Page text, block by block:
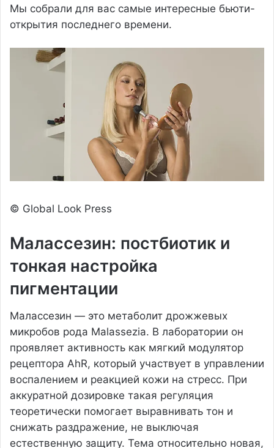
Мы собрали для вас самые интересные бьюти-
открытия последнего времени.
© Global Look Press
Малассезин: постбиотик и
тонкая настройка
пигментации
Малассезин — это метаболит дрожжевых
микробов рода Malassezia. В лаборатории он
проявляет активность как мягкий модулятор
рецептора AhR, который участвует в управлении
воспалением и реакцией кожи на стресс. При
аккуратной дозировке такая регуляция
теоретически помогает выравнивать тон и
снижать раздражение, не выключая
естественную защиту. Тема относительно новая,